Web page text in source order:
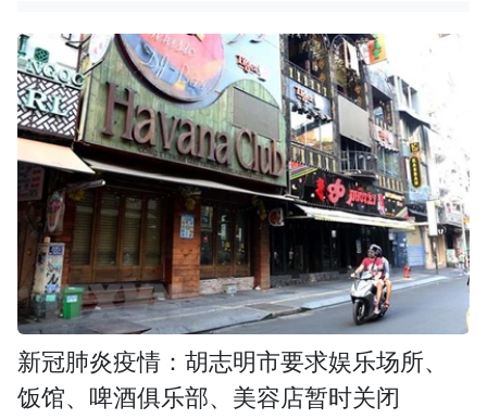
新冠肺炎疫情：胡志明市要求娱乐场所、
饭馆、啤酒俱乐部、美容店暂时关闭